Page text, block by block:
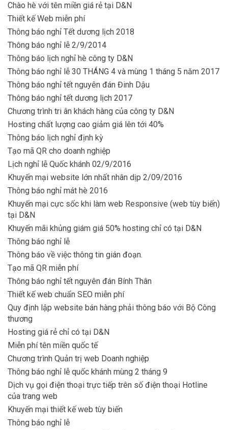
Chào hè với tên miền giá rẻ tại D&N
Thiết kế Web miễn phí
Thông báo nghỉ Tết dương lịch 2018
Thông báo nghỉ lễ 2/9/2014
Thông báo lịch nghỉ hè công ty D&N
Thông báo nghỉ lễ 30 THÁNG 4 và mùng 1 tháng 5 năm 2017
Thông báo nghỉ tết nguyên đán Đinh Dậu
Thông báo nghỉ tết dương lịch 2017
Chương trình tri ân khách hàng của công ty D&N
Hosting chất lượng cao giảm giá lên tới 40%
Thông báo lịch nghỉ định kỳ
Tạo mã QR cho doanh nghiệp
Lịch nghỉ lễ Quốc khánh 02/9/2016
Khuyến mại website lớn nhất nhân dịp 2/09/2016
Thông báo nghỉ mát hè 2016
Khuyến mại cực sốc khi làm web Responsive (web tùy biến)
tại D&N
Khuyến mãi khủng giám giá 50% hosting chỉ có tại D&N
Thông báo nghỉ lễ
Thông báo về việc thông tin gián đoạn.
Tạo mã QR miễn phí
Thông báo nghỉ tết nguyên đán Bính Thân
Thiết kế web chuẩn SEO miễn phí
Quy định lập website bán hàng phải thông báo với Bộ Công
thương
Hosting giá rẻ chỉ có tại D&N
Miễn phí tên miền quốc tế
Chương trình Quản trị web Doanh nghiệp
Thông báo nghỉ lễ quốc khánh mùng 2 tháng 9
Dịch vụ gọi điện thoại trực tiếp trên số điện thoại Hotline
của trang web
Khuyến mại thiết kế web tùy biến
Thông báo nghỉ lễ